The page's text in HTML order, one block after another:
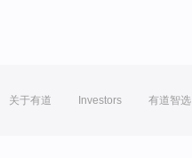
关于有道 Investors 有道智选